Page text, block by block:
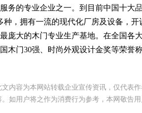
务的专业企业之一。到目前中国十大
种，拥有一流的现代化厂房及设备，
庞大的木门专业生产基地。在全国各
木门30强、时尚外观设计金奖等荣誉
文内容为本网站转载企业宣传资讯，仅代表
如用户将之作为消费行为参考，本网敬告